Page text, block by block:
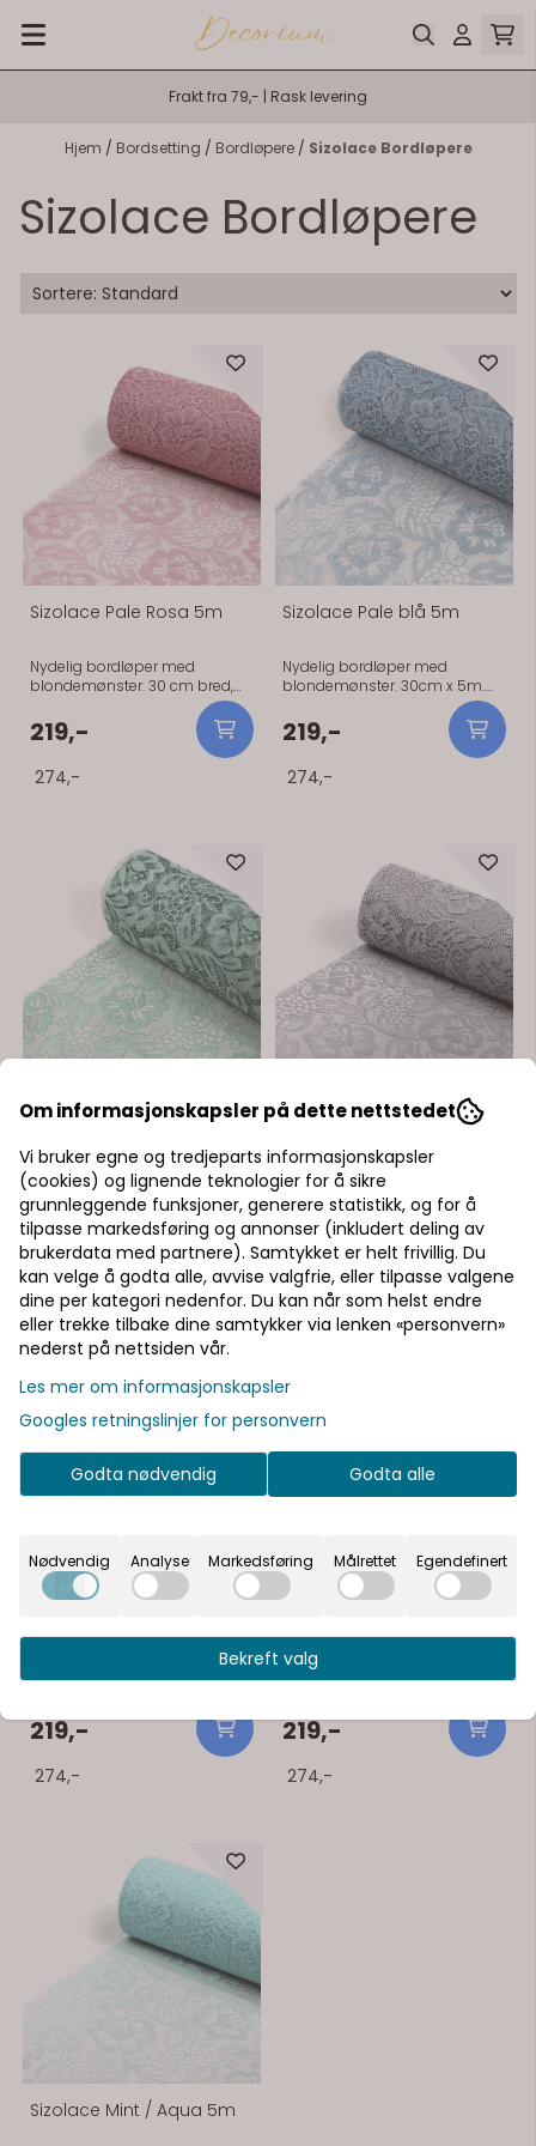
Hopp til innhold
Frakt fra 79,- | Rask levering
Hjem / Bordsetting / Bordløpere / Sizolace Bordløpere
Sizolace Bordløpere
Sizolace Pale Rosa 5m
Nydelig bordløper med
blondemønster. 30 cm bred,
bordløper med
blondemønster. 30 cm bred,
219,-
274,-
Sizolace Pale blå 5m
Nydelig bordløper med
blondemønster. 30cm x 5m.
blondemønster. 30cm x 5m.
219,-
274,-
Sizolace Sage 5m
Nydelig bordløper med
blondemønster. 30cm x 5m.
Nydelig bordløper med
På lager
219,-
274,-
Sizolace Sølv 5m
Nydelig bordløper med
blondemønster. 30 cm bred,
og 5 meter lang. Nydelig
bordløper med
blondemønster. 30 cm bred,
og 5 meter lang.
På lager
219,-
274,-
blondemønster. 30cm x 5m.
blondemønster. 30cm x 5m.
På lager
219,-
274,-
Nydelig bordløper med
blondemønster. 30 cm bred,
bordløper med
blondemønster. 30 cm bred,
På lager
219,-
274,-
Sizolace Mint / Aqua 5m
Om informasjonskapsler på dette nettstedet
Vi bruker egne og tredjeparts informasjonskapsler
(cookies) og lignende teknologier for å sikre
grunnleggende funksjoner, generere statistikk, og for å
tilpasse markedsføring og annonser (inkludert deling av
brukerdata med partnere). Samtykket er helt frivillig. Du
kan velge å godta alle, avvise valgfrie, eller tilpasse valgene
dine per kategori nedenfor. Du kan når som helst endre
eller trekke tilbake dine samtykker via lenken «personvern»
nederst på nettsiden vår.
Les mer om informasjonskapsler
Googles retningslinjer for personvern
Godta nødvendig Godta alle
Nødvendig Analyse Markedsføring Målrettet Egendefinert
Bekreft valg